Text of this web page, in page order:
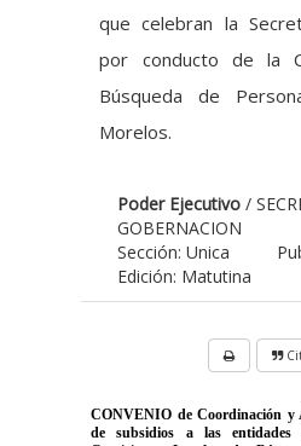
que celebran la
por conducto de la
Búsqueda de
Morelos.
Poder Ejecutivo /
GOBERNACION
Sección: Unica
Edición: Matutina